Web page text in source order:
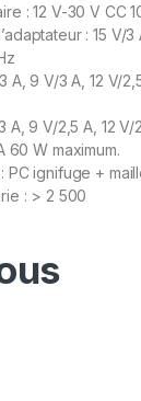
: 12 V-30 V CC
: 15 V/3
A, 9 V/3 A, 12 V/
A, 9 V/2,5 A, 12 V/
60 W maximum.
ignifuge +
: > 2 500